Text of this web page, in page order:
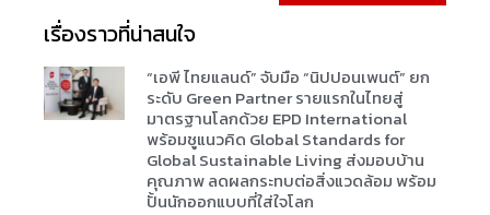
เรื่องราวที่น่าสนใจ
“เอพี ไทยแลนด์” จับมือ “นิปปอนเพนต์” ยก
ระดับ Green Partner รายแรกในไทยสู่
มาตรฐานโลกด้วย EPD International
พร้อมชูแนวคิด Global Standards for
Global Sustainable Living ส่งมอบบ้าน
คุณภาพ ลดผลกระทบต่อสิ่งแวดล้อม พร้อม
ปั้นนักออกแบบที่ใส่ใจโลก